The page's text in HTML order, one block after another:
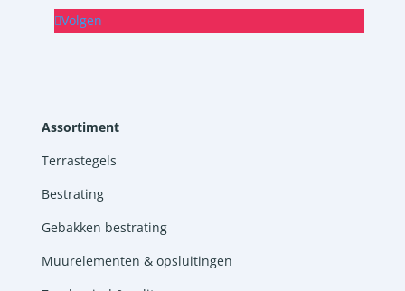
Volgen
Assortiment
Terrastegels
Bestrating
Gebakken bestrating
Muurelementen & opsluitingen